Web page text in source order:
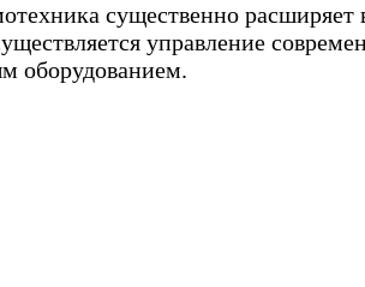
существенно расширяет
управление
оборудованием.